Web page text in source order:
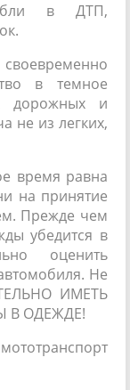
в ДТП,
в темное
дорожных и
не из легких,
время равна
на принятие
Прежде чем
убедится в
оценить
Не
ИМЕТЬ
В ОДЕЖДЕ!